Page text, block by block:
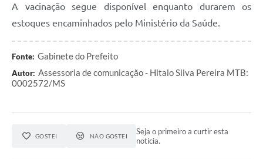
A vacinação segue disponível enquanto durarem os
estoques encaminhados pelo Ministério da Saúde.
Fonte: Gabinete do Prefeito
Autor: Assessoria de comunicação - Hitalo Silva Pereira MTB:
0002572/MS
GOSTEI NÃO GOSTEI
Seja o primeiro a curtir esta
notícia.